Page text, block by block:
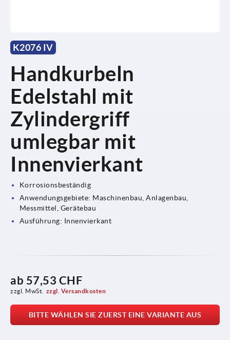
K2076 IV
Handkurbeln
Edelstahl mit
Zylindergriff
umlegbar mit
Innenvierkant
Korrosionsbeständig
Anwendungsgebiete: Maschinenbau, Anlagenbau,
Messmittel, Gerätebau
Ausführung: Innenvierkant
ab 57,53 CHF
zzgl. MwSt. zzgl. Versandkosten
BITTE WÄHLEN SIE ZUERST EINE VARIANTE AUS